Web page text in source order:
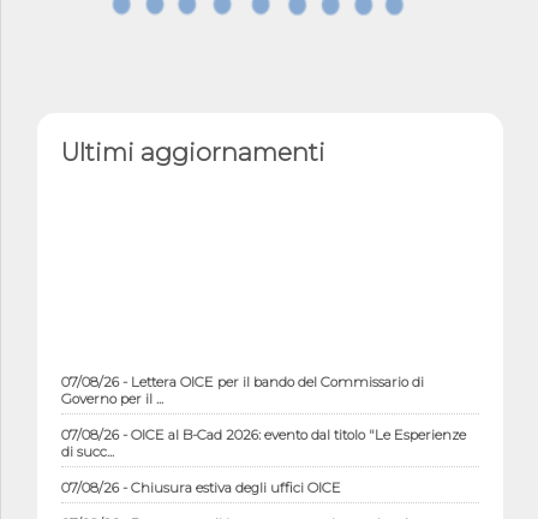
Ultimi aggiornamenti
07/08/26 - Lettera OICE per il bando del Commissario di
Governo per il ...
07/08/26 - OICE al B-Cad 2026: evento dal titolo "Le Esperienze
di succ...
07/08/26 - Chiusura estiva degli uffici OICE